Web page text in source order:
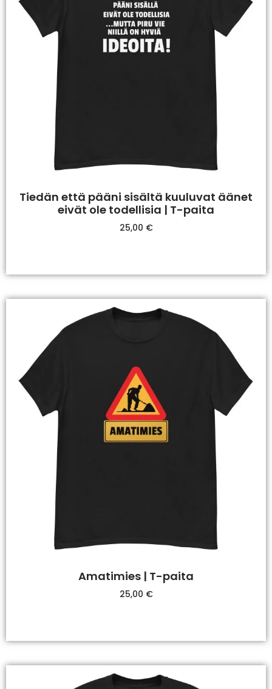
Tiedän että pääni sisältä kuuluvat äänet
eivät ole todellisia | T-paita
25,00 €
Amatimies | T-paita
25,00 €